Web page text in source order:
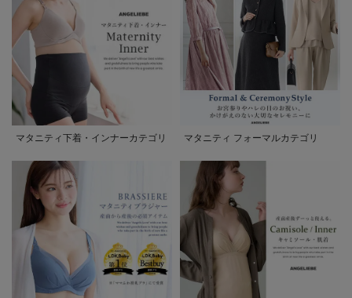
マタニティ下着・インナーカテゴリ マタニティ フォーマルカテゴリ